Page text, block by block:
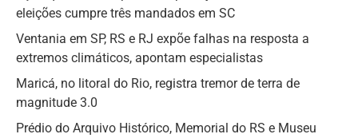
eleições cumpre três mandados em SC
Ventania em SP, RS e RJ expõe falhas na resposta a
extremos climáticos, apontam especialistas
Maricá, no litoral do Rio, registra tremor de terra de
magnitude 3.0
Prédio do Arquivo Histórico, Memorial do RS e Museu